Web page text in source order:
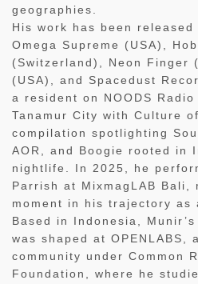
geographies.
His work has been
Omega Supreme (USA),
(Switzerland), Neon Finger
(USA), and Spacedust
a resident on NOODS
Tanamur City with Culture
compilation spotlighting
AOR, and Boogie rooted in
nightlife. In 2025, he
Parrish at MixmagLAB Bali,
moment in his trajectory as
Based in Indonesia,
was shaped at OPENLABS,
community under Common
Foundation, where he